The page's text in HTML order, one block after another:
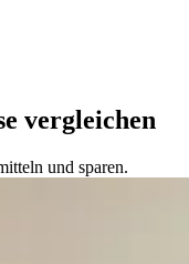
vergleichen
und sparen.